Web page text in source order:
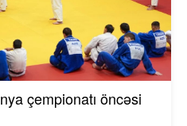
çempionatı öncəsi